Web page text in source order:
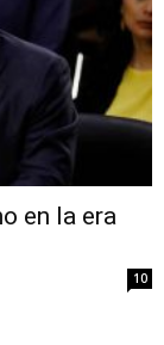
en la era
10